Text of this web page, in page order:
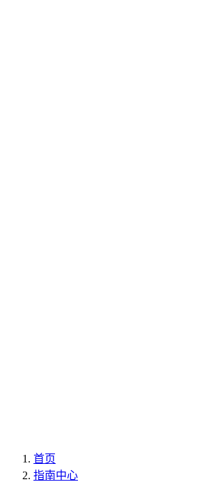
首页
指南中心